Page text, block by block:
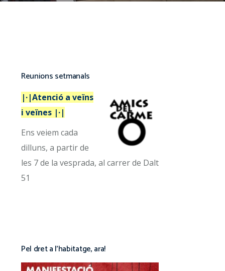
Reunions setmanals
|·|Atenció a veïns
i veïnes |·|
Ens veiem cada
dilluns, a partir de
les 7 de la vesprada, al carrer de Dalt
51
Pel dret a l’habitatge, ara!